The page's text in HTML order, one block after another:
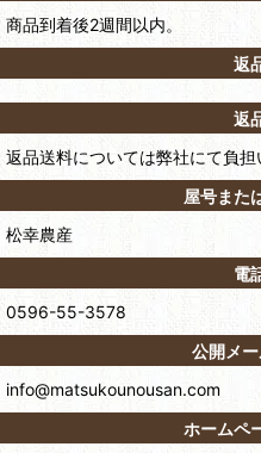
商品到着後2週間以内。
返
返
返品送料については弊社にて負担
屋号また
松幸農産
電
0596-55-3578
公開メ
info@matsukounousan.com
ホームペ